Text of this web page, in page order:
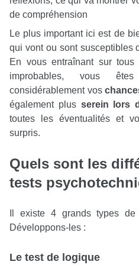
de compréhension
Le plus important ici est de
qui vont ou sont susceptibles
En vous entraînant sur
improbables, vous
considérablement vos
également plus serein lors
toutes les éventualités et
surpris.
Quels sont les
tests
Il existe 4 grands types
Développons-les :
Le test de logique